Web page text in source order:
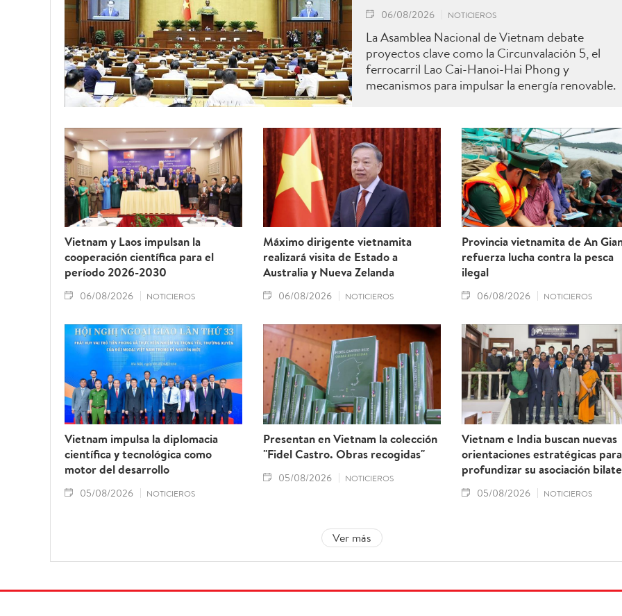
06/08/2026 NOTICIEROS
La Asamblea Nacional de Vietnam debate
proyectos clave como la Circunvalación 5, el
ferrocarril Lao Cai-Hanoi-Hai Phong y
mecanismos para impulsar la energía renovable.
Vietnam y Laos impulsan la
cooperación científica para el
período 2026-2030
06/08/2026 NOTICIEROS
Máximo dirigente vietnamita
realizará visita de Estado a
Australia y Nueva Zelanda
06/08/2026 NOTICIEROS
Provincia vietnamita de An
refuerza lucha contra la pesca
ilegal
06/08/2026 NOTICIEROS
Vietnam impulsa la diplomacia
científica y tecnológica como
motor del desarrollo
05/08/2026 NOTICIEROS
Presentan en Vietnam la colección
"Fidel Castro. Obras recogidas"
05/08/2026 NOTICIEROS
Vietnam e India buscan nuevas
orientaciones estratégicas para
profundizar su asociación
05/08/2026 NOTICIEROS
Ver más